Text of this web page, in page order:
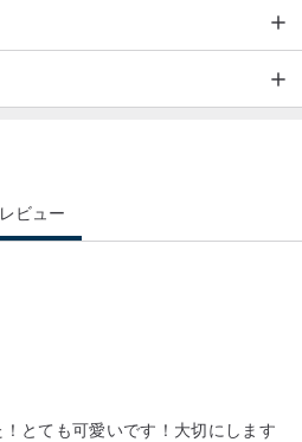
ビュー
とても可愛いです！大切にします